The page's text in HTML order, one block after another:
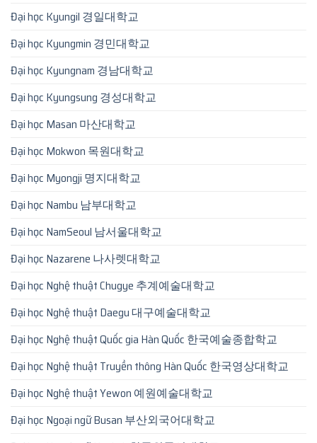
Đại học Kyungil 경일대학교
Đại học Kyungmin 경민대학교
Đại học Kyungnam 경남대학교
Đại học Kyungsung 경성대학교
Đại học Masan 마산대학교
Đại học Mokwon 목원대학교
Đại học Myongji 명지대학교
Đại học Nambu 남부대학교
Đại học NamSeoul 남서울대학교
Đại học Nazarene 나사렛대학교
Đại học Nghệ thuật Chugye 추계예술대학교
Đại học Nghệ thuật Daegu 대구예술대학교
Đại học Nghệ thuật Quốc gia Hàn Quốc 한국예술종합학교
Đại học Nghệ thuật Truyền thông Hàn Quốc 한국영상대학교
Đại học Nghệ thuật Yewon 예원예술대학교
Đại học Ngoại ngữ Busan 부산외국어대학교